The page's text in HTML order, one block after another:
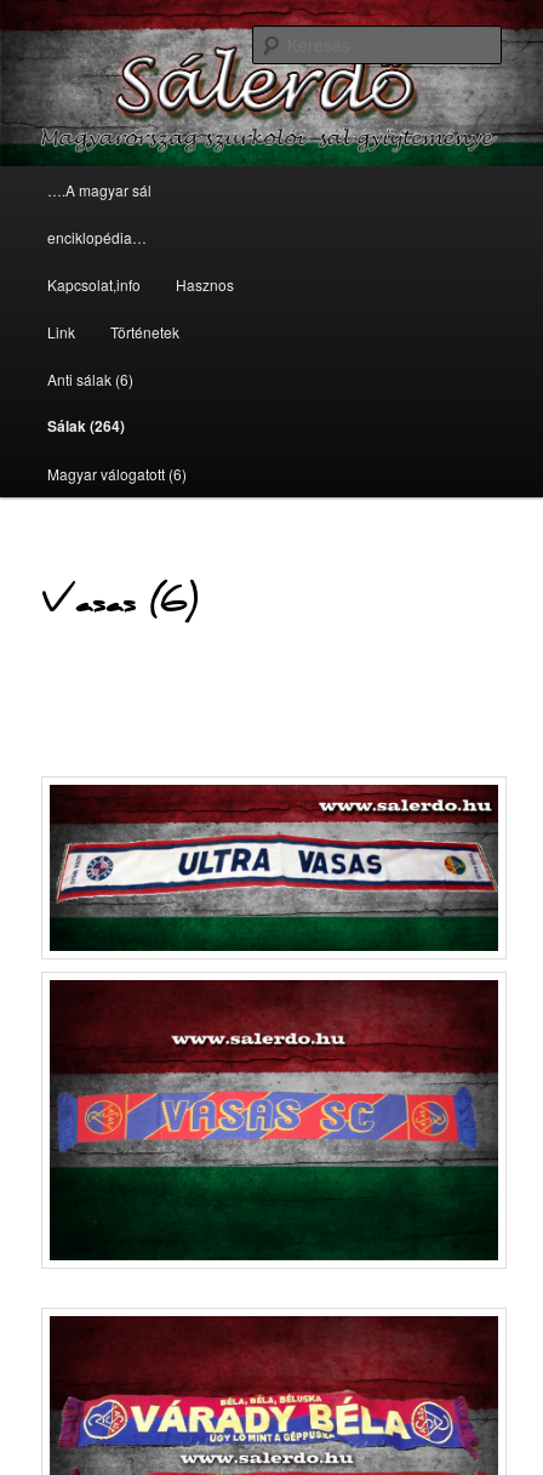
Magyarország szurkolói
sálgyűjteménye
Tovább az elsődleges tartalomra
Tovább a másodlagos tartalomra
….A magyar sál
enciklopédia…
Kapcsolat,info Hasznos
Link Történetek
Anti sálak (6)
Sálak (264)
Magyar válogatott (6)
Vasas (6)